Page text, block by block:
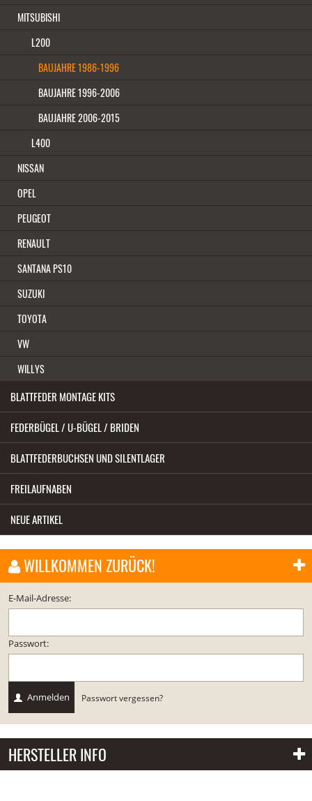
MITSUBISHI
L200
BAUJAHRE 1986-1996
BAUJAHRE 1996-2006
BAUJAHRE 2006-2015
L400
NISSAN
OPEL
PEUGEOT
RENAULT
SANTANA PS10
SUZUKI
TOYOTA
VW
WILLYS
BLATTFEDER MONTAGE KITS
FEDERBÜGEL / U-BÜGEL / BRIDEN
BLATTFEDERBUCHSEN UND SILENTLAGER
FREILAUFNABEN
NEUE ARTIKEL
WILLKOMMEN ZURÜCK!
E-Mail-Adresse:
Passwort:
Anmelden Passwort vergessen?
HERSTELLER INFO